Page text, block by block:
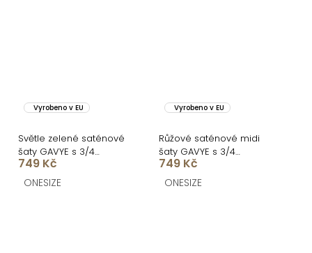
Vyrobeno v EU
Světle zelené saténové
šaty GAVYE s 3/4
rukávem
749 Kč
ONESIZE
Vyrobeno v EU
Růžové saténové midi
šaty GAVYE s 3/4
rukávem
749 Kč
ONESIZE